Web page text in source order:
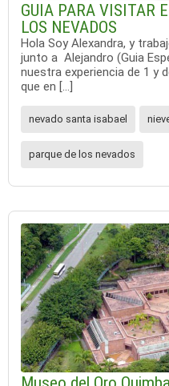
GUIA PARA VISITAR
LOS NEVADOS
Hola Soy Alexandra, y
junto a Alejandro (Guia
nuestra experiencia de 1 y
que en […]
nevado santa isabael
parque de los nevados